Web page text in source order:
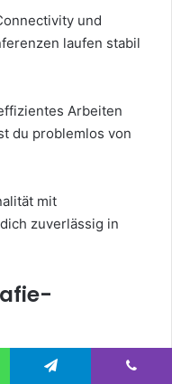
und
laufen stabil
Arbeiten
du problemlos von
mit
zuverlässig in
vielseitige